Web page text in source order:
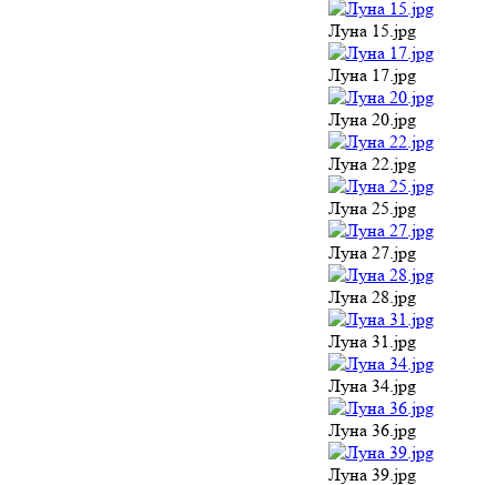
Луна 15.jpg
Луна 17.jpg
Луна 20.jpg
Луна 22.jpg
Луна 25.jpg
Луна 27.jpg
Луна 28.jpg
Луна 31.jpg
Луна 34.jpg
Луна 36.jpg
Луна 39.jpg